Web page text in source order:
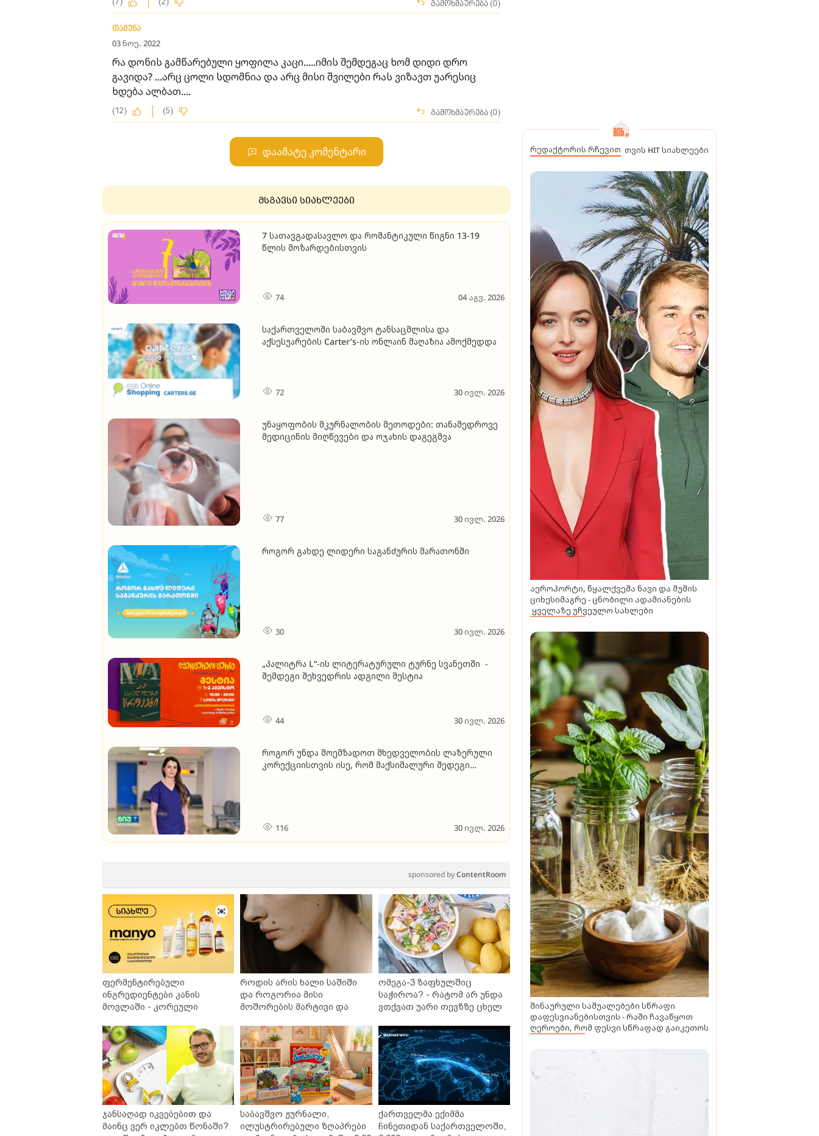
(7) (2) გამოხმაურება (0)
თამუნა
03 ნოე. 2022
რა დონის გამწარებული ყოფილა კაცი.....იმის შემდეგაც ხომ დიდი დრო
გავიდა? ...არც ცოლი სდომნია და არც მისი შვილები რას ვიზავთ უარესიც
ხდება ალბათ....
(12) (5) გამოხმაურება (0)
დაამატე კომენტარი
მსგავსი სიახლეები
7 სათავგადასავლო და რომანტიკული წიგნი 13-19
წლის მოზარდებისთვის
74 04 აგვ. 2026
საქართველოში საბავშვო ტანსაცმლისა და
აქსესუარების Carter’s-ის ონლაინ მაღაზია ამოქმედდა
72 30 ივლ. 2026
უნაყოფობის მკურნალობის მეთოდები: თანამედროვე
მედიცინის მიღწევები და ოჯახის დაგეგმვა
77 30 ივლ. 2026
როგორ გახდე ლიდერი საგანძურის მარათონში
30 30 ივლ. 2026
„პალიტრა L“-ის ლიტერატურული ტურნე სვანეთში -
შემდეგი შეხვედრის ადგილი მესტია
44 30 ივლ. 2026
როგორ უნდა მოემზადოთ მხედველობის ლაზერული
კორექციისთვის ისე, რომ მაქსიმალური შედეგი
116 30 ივლ. 2026
sponsored byContentRoom
ფერმენტირებული
ინგრედიენტები კანის
მოვლაში - კორეული
საქართველოშია
როდის არის ხალი საშიში
და როგორია მისი
მოშორების მარტივი და
ომეგა-3 ზაფხულშიც
საჭიროა? - რატომ არ უნდა
ვთქვათ უარი თევზზე ცხელ
ჯანსაღად იკვებებით და
მაინც ვერ იკლებთ წონაში?
საბავშვო ჟურნალი,
ილუსტრირებული ზღაპრები
ქართველმა ექიმმა
ჩინეთიდან საქართველოში,
რედაქტორის რჩევით თვის HIT სიახლეები
აეროპორტი, წყალქვეშა ნავი და შუშის
ციხესიმაგრე - ცნობილი ადამიანების
ყველაზე უჩვეულო სახლები
შინაურული საშუალებები სწრაფი
დაფესვიანებისთვის - რაში ჩავაწყოთ
ღეროები, რომ ფესვი სწრაფად გაიკეთოს